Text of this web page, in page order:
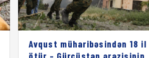
Avqust müharibəsindən 18 il
ötür – Gürcüstan ərazisinin